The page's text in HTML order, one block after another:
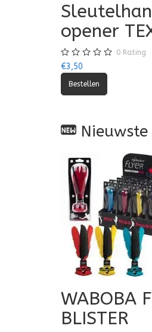
opener
0 Rating
€3,50
WABOBA
BLISTER